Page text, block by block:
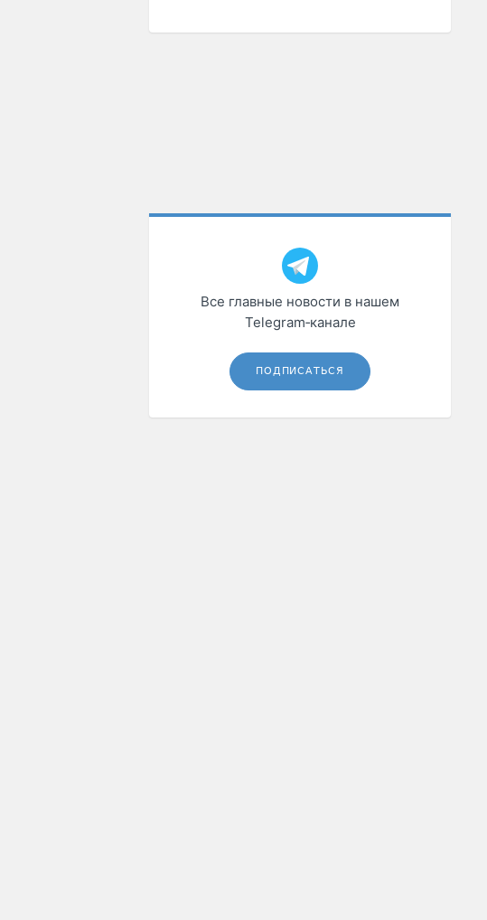
Все главные новости в нашем
Telegram‑канале
ПОДПИСАТЬСЯ